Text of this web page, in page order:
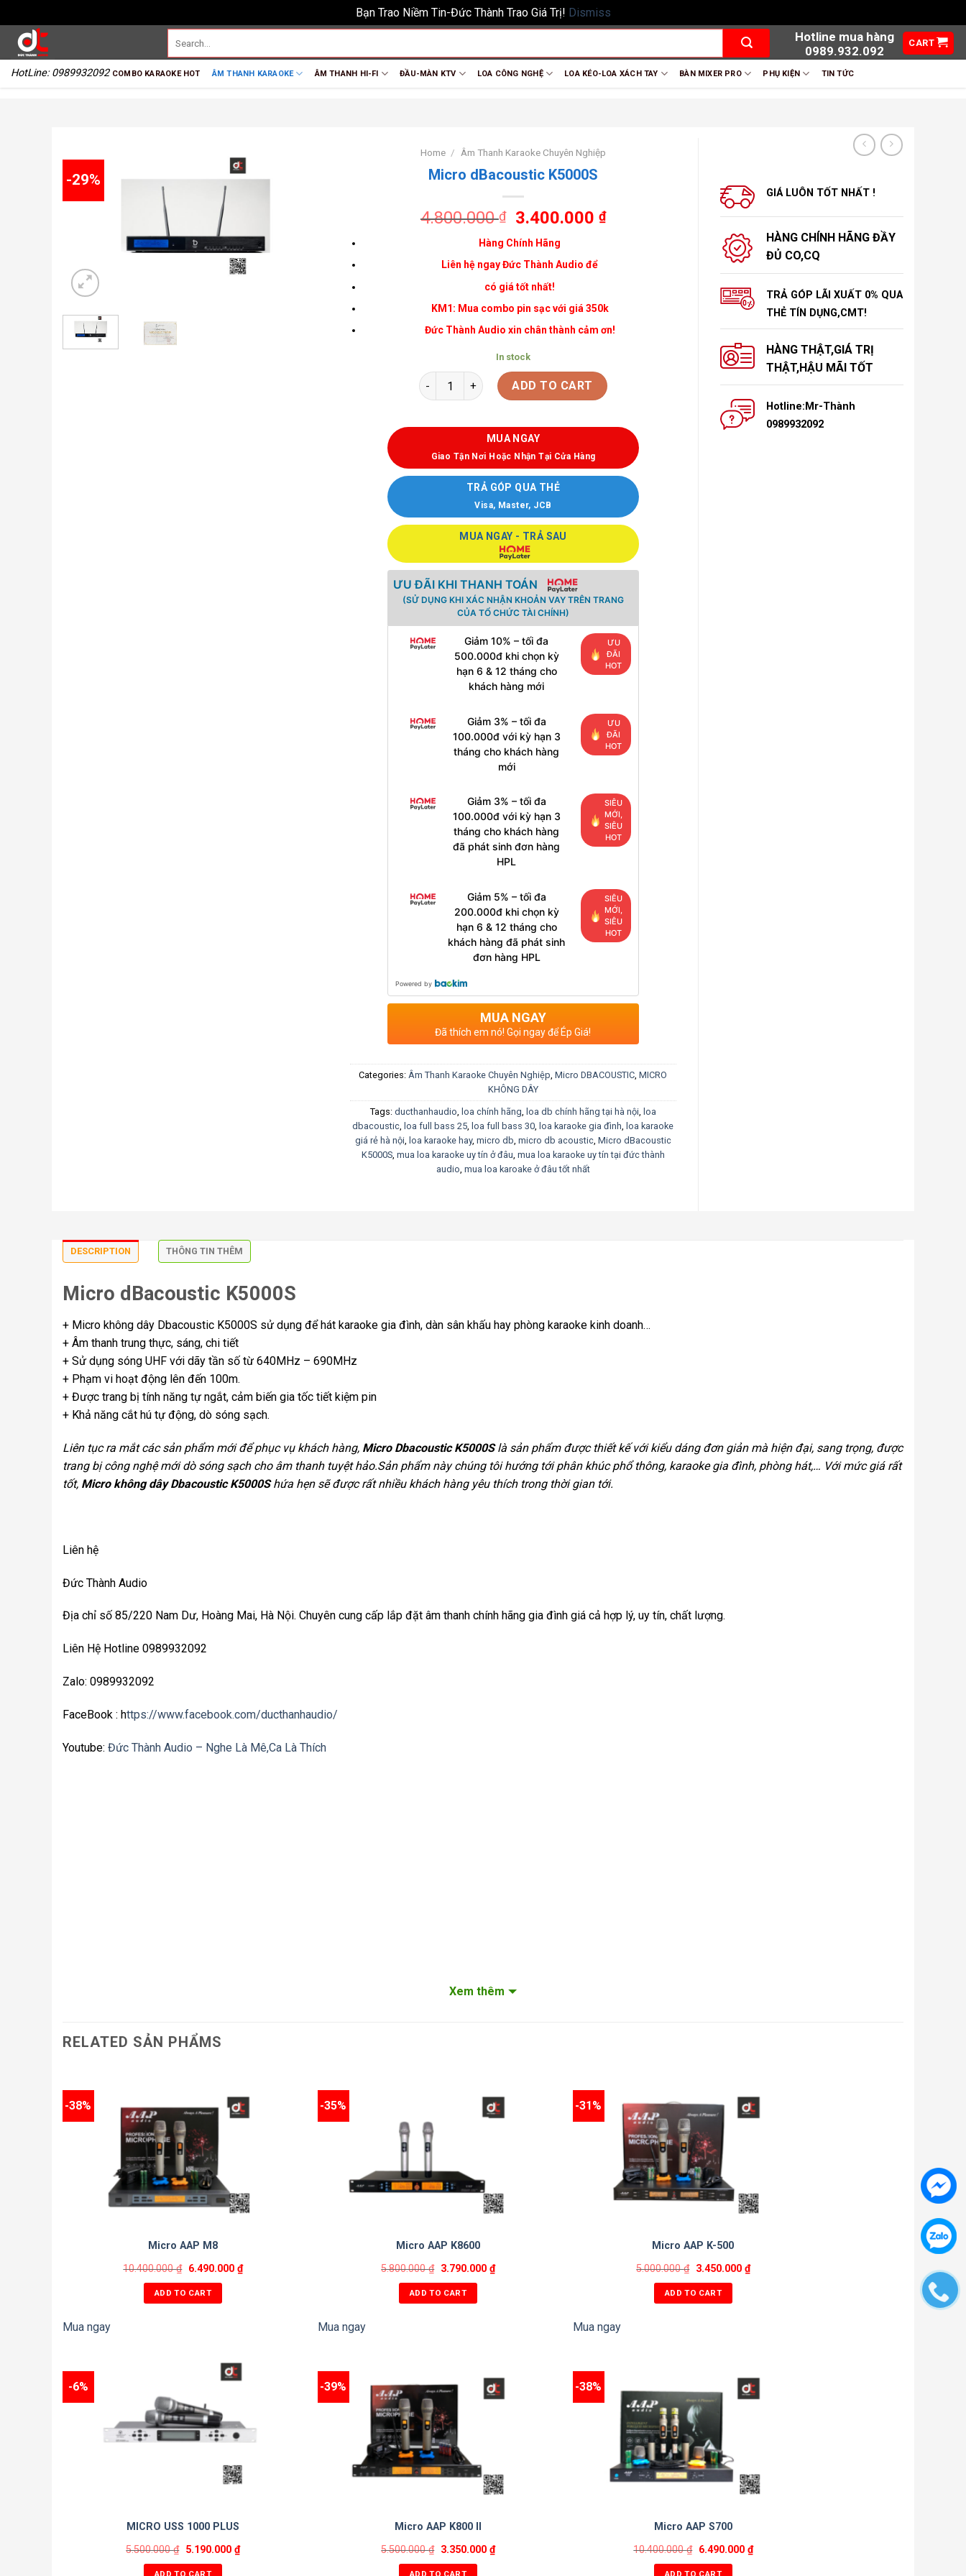
Bạn Trao Niềm Tin-Đức Thành Trao Giá Trị! Dismiss
HotLine: 0989932092
Hotline mua hàng
0989.932.092
CART
COMBO KARAOKE HOT ÂM THANH KARAOKE ÂM THANH HI-FI ĐẦU-MÀN KTV LOA CÔNG NGHỆ LOA KÉO-LOA XÁCH TAY BÀN MIXER PRO PHỤ KIỆN TIN TỨC
-29%
Home / Âm Thanh Karaoke Chuyên Nghiệp
Micro dBacoustic K5000S
4.800.000₫ 3.400.000₫
Hàng Chính Hãng
Liên hệ ngay Đức Thành Audio để
có giá tốt nhất!
KM1: Mua combo pin sạc với giá 350k
Đức Thành Audio xin chân thành cảm ơn!
In stock
ADD TO CART
MUA NGAY
Giao Tận Nơi Hoặc Nhận Tại Cửa Hàng
TRẢ GÓP QUA THẺ
Visa, Master, JCB
MUA NGAY - TRẢ SAU
ƯU ĐÃI KHI THANH TOÁN
(SỬ DỤNG KHI XÁC NHẬN KHOẢN VAY TRÊN TRANG
CỦA TỔ CHỨC TÀI CHÍNH)
Giảm 10% – tối đa
500.000đ khi chọn kỳ
hạn 6 & 12 tháng cho
khách hàng mới
ƯU
ĐÃI
HOT
Giảm 3% – tối đa
100.000đ với kỳ hạn 3
tháng cho khách hàng
mới
ƯU
ĐÃI
HOT
Giảm 3% – tối đa
100.000đ với kỳ hạn 3
tháng cho khách hàng
đã phát sinh đơn hàng
HPL
SIÊU
MỚI,
SIÊU
HOT
Giảm 5% – tối đa
200.000đ khi chọn kỳ
hạn 6 & 12 tháng cho
khách hàng đã phát sinh
đơn hàng HPL
SIÊU
MỚI,
SIÊU
HOT
Powered by
MUA NGAY
Đã thích em nó! Gọi ngay để Ép Giá!
Categories:Âm Thanh Karaoke Chuyên Nghiệp,Micro DBACOUSTIC,MICRO
KHÔNG DÂY
Tags: ducthanhaudio, loa chính hãng, loa db chính hãng tại hà nội, loa
dbacoustic, loa full bass 25, loa full bass 30, loa karaoke gia đình, loa karaoke
giá rẻ hà nội, loa karaoke hay, micro db, micro db acoustic, Micro dBacoustic
K5000S, mua loa karaoke uy tín ở đâu, mua loa karaoke uy tín tại đức thành
audio, mua loa karoake ở đâu tốt nhất
GIÁ LUÔN TỐT NHẤT !
HÀNG CHÍNH HÃNG ĐẦY
ĐỦ CO,CQ
TRẢ GÓP LÃI XUẤT 0% QUA
THẺ TÍN DỤNG,CMT!
HÀNG THẬT,GIÁ TRỊ
THẬT,HẬU MÃI TỐT
Hotline:Mr-Thành
0989932092
DESCRIPTION THÔNG TIN THÊM
Micro dBacoustic K5000S
+ Micro không dây Dbacoustic K5000S sử dụng để hát karaoke gia đình, dàn sân khấu hay phòng karaoke kinh doanh…
+ Âm thanh trung thực, sáng, chi tiết
+ Sử dụng sóng UHF với dãy tần số từ 640MHz – 690MHz
+ Phạm vi hoạt động lên đến 100m.
+ Được trang bị tính năng tự ngắt, cảm biến gia tốc tiết kiệm pin
+ Khả năng cắt hú tự động, dò sóng sạch.
Liên tục ra mắt các sản phẩm mới để phục vụ khách hàng, Micro Dbacoustic K5000Slà sản phẩm được thiết kế với kiểu dáng đơn giản mà hiện đại, sang trọng, được
trang bị công nghệ mới dò sóng sạch cho âm thanh tuyệt hảo.Sản phẩm này chúng tôi hướng tới phân khúc phổ thông, karaoke gia đình, phòng hát,… Với mức giá rất
tốt, Micro không dây Dbacoustic K5000S hứa hẹn sẽ được rất nhiều khách hàng yêu thích trong thời gian tới.
Liên hệ
Đức Thành Audio
Địa chỉ số 85/220 Nam Dư, Hoàng Mai, Hà Nội. Chuyên cung cấp lắp đặt âm thanh chính hãng gia đình giá cả hợp lý, uy tín, chất lượng.
Liên Hệ Hotline 0989932092
Zalo: 0989932092
FaceBook : https://www.facebook.com/ducthanhaudio/
Youtube: Đức Thành Audio – Nghe Là Mê,Ca Là Thích
Xem thêm
RELATED SẢN PHẨMS
-38%
Micro AAP M8
10.400.000₫ 6.490.000 ₫
ADD TO CART
Mua ngay
-35%
Micro AAP K8600
5.800.000₫ 3.790.000 ₫
ADD TO CART
Mua ngay
-31%
Micro AAP K-500
5.000.000₫ 3.450.000 ₫
ADD TO CART
Mua ngay
-6%
MICRO USS 1000 PLUS
5.500.000₫ 5.190.000 ₫
ADD TO CART
-39%
Micro AAP K800 II
5.500.000₫ 3.350.000 ₫
ADD TO CART
-38%
Micro AAP S700
10.400.000₫ 6.490.000 ₫
ADD TO CART